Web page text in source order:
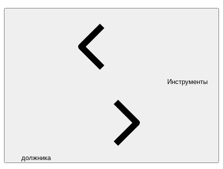
Инструменты
должника